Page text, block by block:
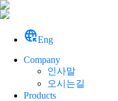
captive_portalEng
Company
인사말
오시는길
Products